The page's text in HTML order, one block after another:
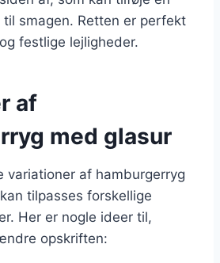
smagen. Retten er perfekt
festlige lejligheder.
af
med glasur
variationer af hamburgerryg
tilpasses forskellige
Her er nogle ideer til,
opskriften: